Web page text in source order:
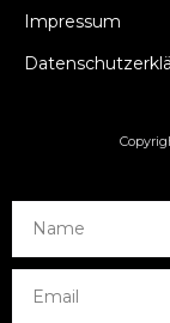
Impressum